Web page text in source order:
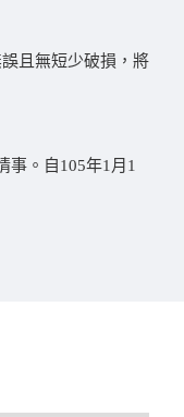
且無短少破損，將
事。自105年1月1